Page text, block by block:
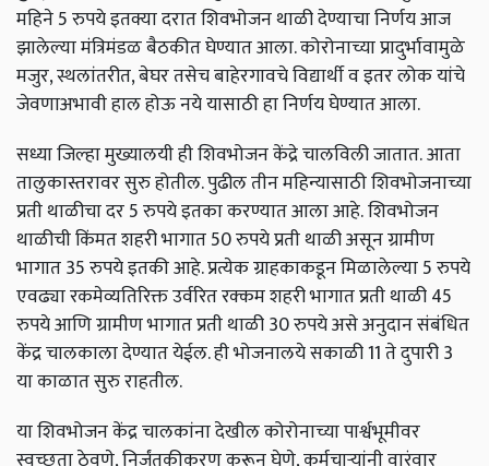
महिने 5 रुपये इतक्या दरात शिवभोजन थाळी देण्याचा निर्णय आज
झालेल्या मंत्रिमंडळ बैठकीत घेण्यात आला. कोरोनाच्या प्रादुर्भावामुळे
मजुर, स्थलांतरीत, बेघर तसेच बाहेरगावचे विद्यार्थी व इतर लोक यांचे
जेवणाअभावी हाल होऊ नये यासाठी हा निर्णय घेण्यात आला.
सध्या जिल्हा मुख्यालयी ही शिवभोजन केंद्रे चालविली जातात. आता
तालुकास्तरावर सुरु होतील. पुढील तीन महिन्यासाठी शिवभोजनाच्या
प्रती थाळीचा दर 5 रुपये इतका करण्यात आला आहे. शिवभोजन
थाळीची किंमत शहरी भागात 50 रुपये प्रती थाळी असून ग्रामीण
भागात 35 रुपये इतकी आहे. प्रत्येक ग्राहकाकडून मिळालेल्या 5 रुपये
एवढ्या रकमेव्यतिरिक्त उर्वरित रक्कम शहरी भागात प्रती थाळी 45
रुपये आणि ग्रामीण भागात प्रती थाळी 30 रुपये असे अनुदान संबंधित
केंद्र चालकाला देण्यात येईल. ही भोजनालये सकाळी 11 ते दुपारी 3
या काळात सुरु राहतील.
या शिवभोजन केंद्र चालकांना देखील कोरोनाच्या पार्श्वभूमीवर